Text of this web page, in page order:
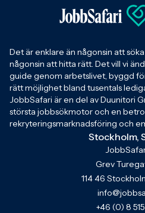
Det är enklare än någonsin att
någonsin att hitta rätt. Det vill vi
guide genom arbetslivet, byggd
rätt möjlighet bland tusentals
JobbSafari är en del av Duunitori
största jobbsökmotor och en
rekryteringsmarknadsföring och
Stockholm,
Grev
114 46
+46 (0) 8